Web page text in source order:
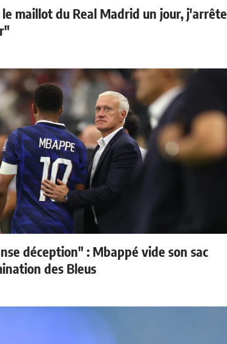
maillot du Real Madrid un jour, j'arrête
déception" : Mbappé vide son sac
des Bleus